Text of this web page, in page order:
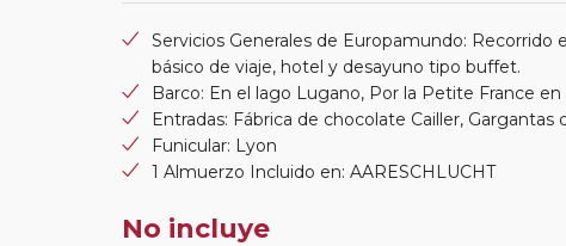
Servicios Generales de Europamundo:
básico de viaje, hotel y desayuno tipo buffet.
Barco: En el lago Lugano, Por la Petite France
Entradas: Fábrica de chocolate Cailler, Gargantas
Funicular: Lyon
1 Almuerzo Incluido en: AARESCHLUCHT
No incluye